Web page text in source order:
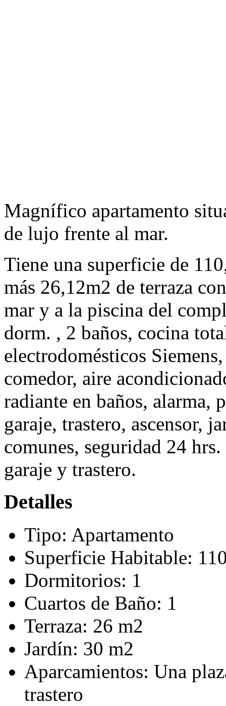
Magnífico apartamento
de lujo frente al mar.
Tiene una superficie de
más 26,12m2 de terraza
mar y a la piscina del
dorm. , 2 baños, cocina
electrodomésticos
comedor, aire
radiante en baños, alarma,
garaje, trastero, ascensor,
comunes, seguridad 24
garaje y trastero.
Detalles
Tipo: Apartamento
Superficie Habitable:
Dormitorios: 1
Cuartos de Baño: 1
Terraza: 26 m2
Jardín: 30 m2
Aparcamientos: Una
trastero